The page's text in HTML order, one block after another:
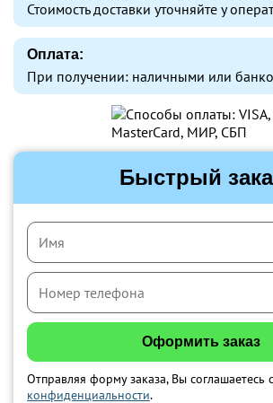
Стоимость доставки уточняйте у
Оплата:
При получении: наличными или
Быстрый
Отправляя форму заказа, Вы соглашаетесь с
конфиденциальности.